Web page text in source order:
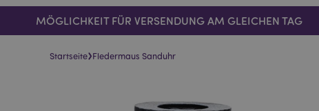
MÖGLICHKEIT FÜR VERSENDUNG AM GLEICHEN TAG
Startseite›Fledermaus Sanduhr